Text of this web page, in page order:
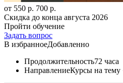
от 550 р. 700 р.
Скидка до конца августа 2026
Пройти обучение
Задать вопрос
В избранноеДобавленно
Продолжительность72 часа
НаправлениеКурсы на тему